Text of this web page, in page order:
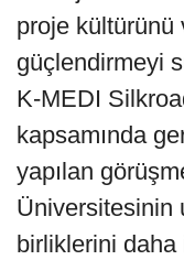
proje kültürünü
güçlendirmeyi
K-MEDI
kapsamında
yapılan
Üniversitesinin
birliklerini daha